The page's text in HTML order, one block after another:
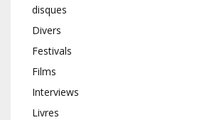
disques
Divers
Festivals
Films
Interviews
Livres